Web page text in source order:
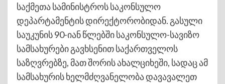
საქმეთა სამინისტროს საკონსულო
დეპარტამენტის დირექტორობიდან. გასული
საუკუნის 90-იან წლებში საკონსულო-სავიზო
სამსახურები გავხსენით საქართველოს
საზღვრებზე, მათ შორის ახალციხეში, სადაც ამ
სამსახურის ხელმძღვანელობა დავავალეთ